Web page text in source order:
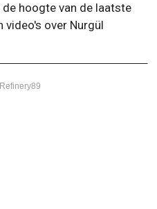
hoogte van de laatste
video's over Nurgül